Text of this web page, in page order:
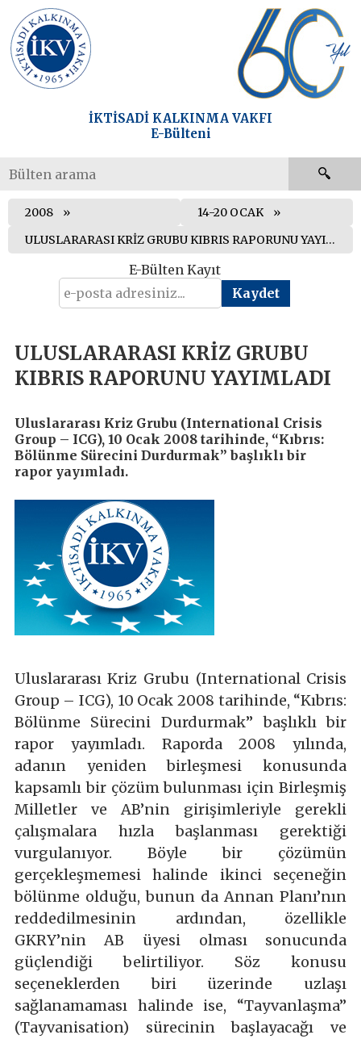
İKTİSADİ KALKINMA VAKFI
E-Bülteni
2008
14-20 OCAK
ULUSLARARASI KRİZ GRUBU KIBRIS RAPORUNU YAYIMLADI
E-Bülten Kayıt
ULUSLARARASI KRİZ GRUBU
KIBRIS RAPORUNU YAYIMLADI
Uluslararası Kriz Grubu (International Crisis
Group – ICG), 10 Ocak 2008 tarihinde, “Kıbrıs:
Bölünme Sürecini Durdurmak” başlıklı bir
rapor yayımladı.
Uluslararası Kriz Grubu (International Crisis
Group – ICG), 10 Ocak 2008 tarihinde, “Kıbrıs:
Bölünme Sürecini Durdurmak” başlıklı bir
rapor yayımladı. Raporda 2008 yılında,
adanın yeniden birleşmesi konusunda
kapsamlı bir çözüm bulunması için Birleşmiş
Milletler ve AB’nin girişimleriyle gerekli
çalışmalara hızla başlanması gerektiği
vurgulanıyor. Böyle bir çözümün
gerçekleşmemesi halinde ikinci seçeneğin
bölünme olduğu, bunun da Annan Planı’nın
reddedilmesinin ardından, özellikle
GKRY’nin AB üyesi olması sonucunda
güçlendiği belirtiliyor. Söz konusu
seçeneklerden biri üzerinde uzlaşı
sağlanamaması halinde ise, “Tayvanlaşma”
(Tayvanisation) sürecinin başlayacağı ve